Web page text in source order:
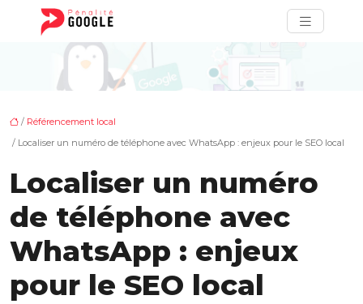
/ Référencement local
/ Localiser un numéro de téléphone avec WhatsApp : enjeux pour le SEO local
Localiser un numéro
de téléphone avec
WhatsApp : enjeux
pour le SEO local